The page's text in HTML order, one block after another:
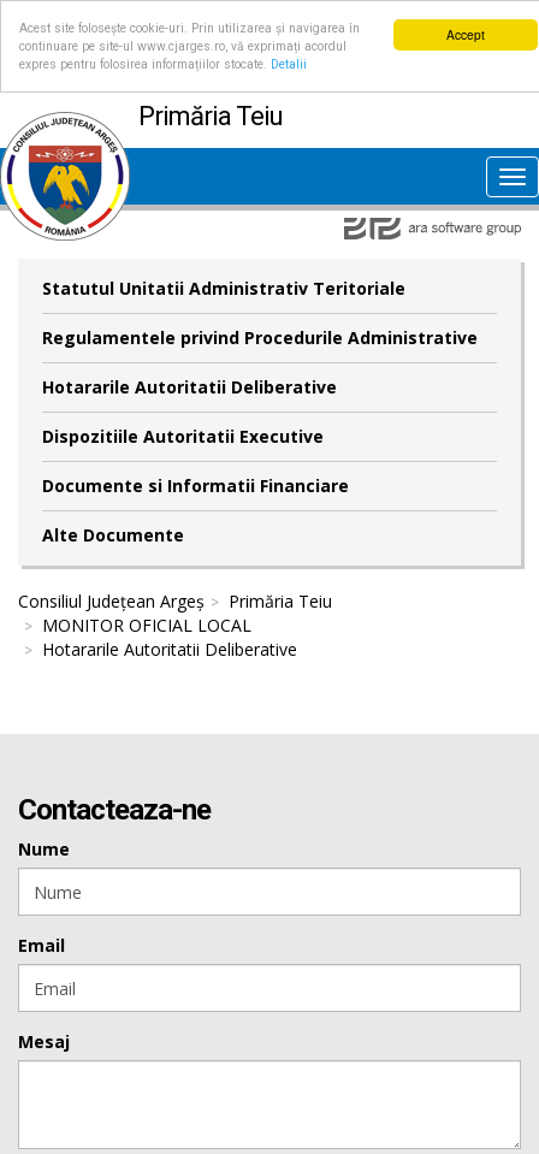
Accept
Acest site folosește cookie-uri. Prin utilizarea și navigarea în
continuare pe site-ul www.cjarges.ro, vă exprimați acordul
expres pentru folosirea informațiilor stocate.
Detalii
Primăria Teiu
Statutul Unitatii Administrativ Teritoriale
Regulamentele privind Procedurile Administrative
Hotararile Autoritatii Deliberative
Dispozitiile Autoritatii Executive
Documente si Informatii Financiare
Alte Documente
Consiliul Județean Argeș
Primăria Teiu
MONITOR OFICIAL LOCAL
Hotararile Autoritatii Deliberative
Contacteaza-ne
Nume
Email
Mesaj